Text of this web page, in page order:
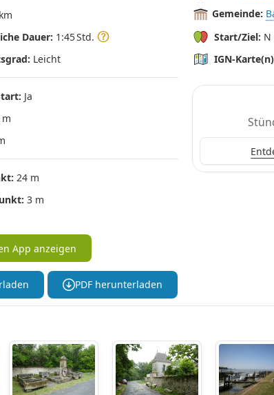
Dauer: 1:45 Std.
Leicht
Ja
m
24 m
3 m
Gemeinde:
Start/Ziel: N
IGN-
App anzeigen
PDF herunterladen